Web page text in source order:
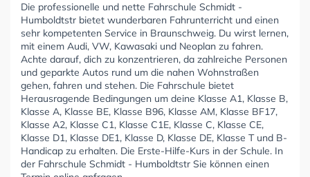
Die professionelle und nette Fahrschule Schmidt -
Humboldtstr bietet wunderbaren Fahrunterricht und einen
sehr kompetenten Service in Braunschweig. Du wirst lernen,
mit einem Audi, VW, Kawasaki und Neoplan zu fahren.
Achte darauf, dich zu konzentrieren, da zahlreiche Personen
und geparkte Autos rund um die nahen Wohnstraßen
gehen, fahren und stehen. Die Fahrschule bietet
Herausragende Bedingungen um deine Klasse A1, Klasse B,
Klasse A, Klasse BE, Klasse B96, Klasse AM, Klasse BF17,
Klasse A2, Klasse C1, Klasse C1E, Klasse C, Klasse CE,
Klasse D1, Klasse DE1, Klasse D, Klasse DE, Klasse T und B-
Handicap zu erhalten. Die Erste-Hilfe-Kurs in der Schule. In
der Fahrschule Schmidt - Humboldtstr Sie können einen